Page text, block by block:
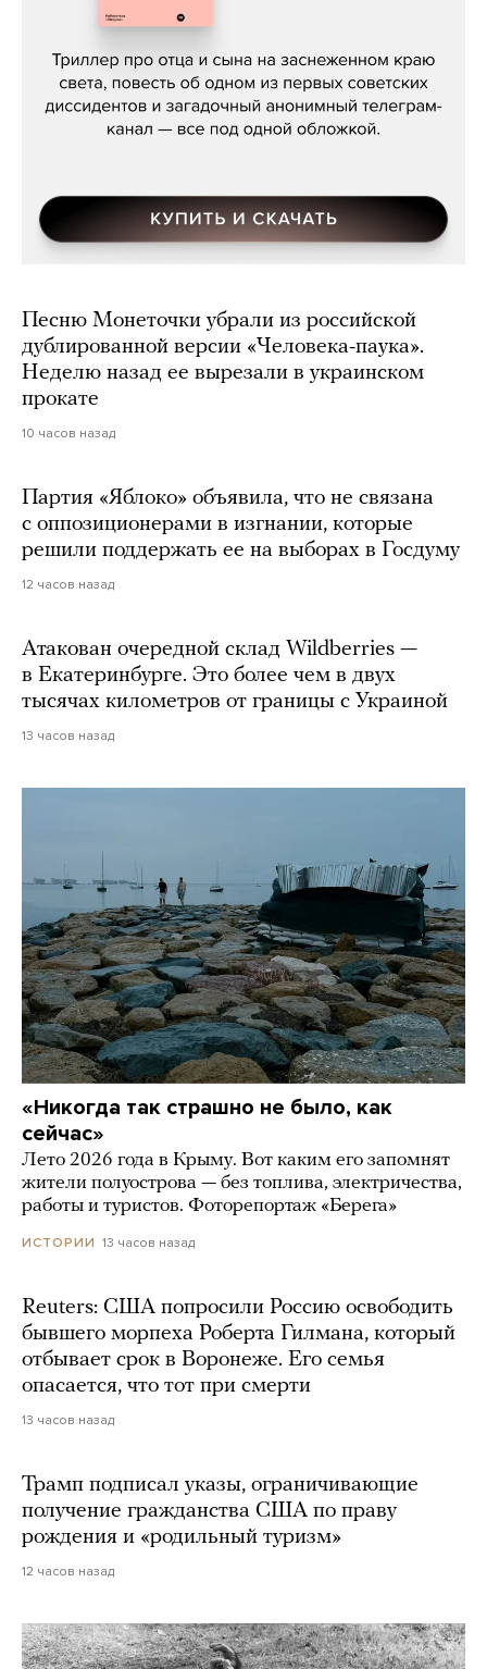
Даниил Туровский, «Разрыв»
Песню Монеточки убрали из российской
дублированной версии «Человека-паука».
Неделю назад ее вырезали в украинском
прокате
10 часов назад
Партия «Яблоко» объявила, что не связана
с оппозиционерами в изгнании, которые
решили поддержать ее на выборах в Госдуму
12 часов назад
Атакован очередной склад Wildberries —
в Екатеринбурге. Это более чем в двух
тысячах километров от границы с Украиной
13 часов назад
«Никогда так страшно не было, как
сейчас»
Лето 2026 года в Крыму. Вот каким его запомнят
жители полуострова — без топлива, электричества,
работы и туристов. Фоторепортаж «Берега»
ИСТОРИИ 13 часов назад
Reuters: США попросили Россию освободить
бывшего морпеха Роберта Гилмана, который
отбывает срок в Воронеже. Его семья
опасается, что тот при смерти
13 часов назад
Трамп подписал указы, ограничивающие
получение гражданства США по праву
рождения и «родильный туризм»
12 часов назад